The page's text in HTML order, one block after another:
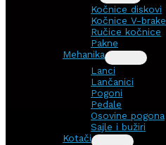
Kočnice diskovi
Kočnice V-brake
Ručice kočnice
Pakne
Mehanika
Lanci
Lančanici
Pogoni
Pedale
Osovine pogona
Sajle i bužiri
Kotači